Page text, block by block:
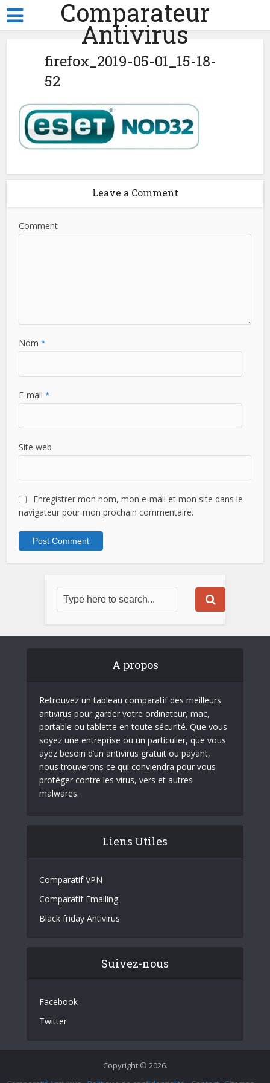
Comparateur
Antivirus
firefox_2019-05-01_15-18-
52
Leave a Comment
Comment
Nom*
E-mail*
Site web
Enregistrer mon nom, mon e-mail et mon site dans le
navigateur pour mon prochain commentaire.
A propos
Retrouvez un tableau comparatif des meilleurs
antivirus pour garder votre ordinateur, mac,
portable ou tablette en toute sécurité. Que vous
soyez une entreprise ou un particulier, que vous
ayez besoin d’un antivirus gratuit ou payant,
nous trouverons ce qui conviendra pour vous
protéger contre les virus, vers et autres
malwares.
Liens Utiles
Comparatif VPN
Comparatif Emailing
Black friday Antivirus
Suivez-nous
Facebook
Twitter
Copyright © 2026.